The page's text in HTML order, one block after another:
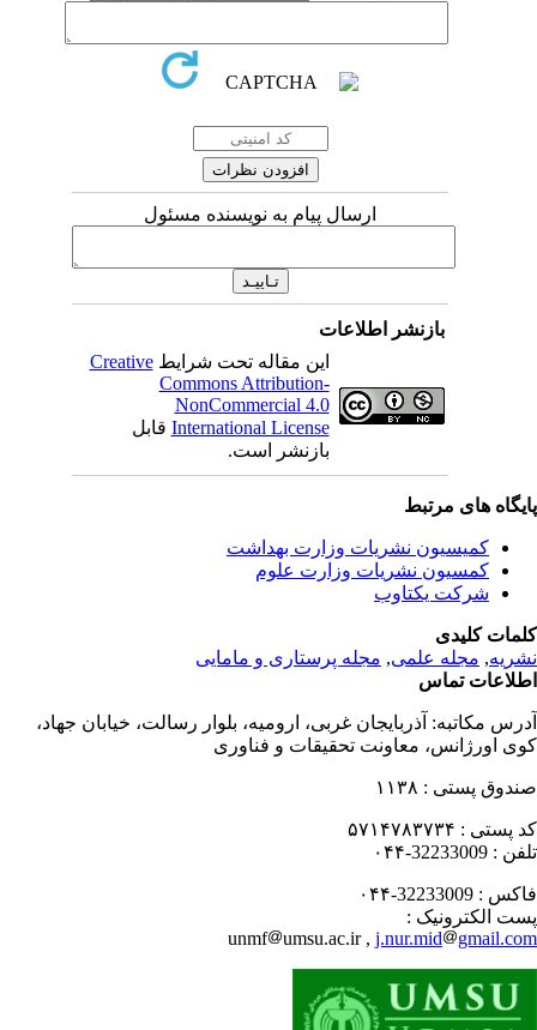
ارسال پیام به نویسنده مسئول
بازنشر اطلاعات
این مقاله تحت شرایطCreative
Commons Attribution-
NonCommercial 4.0
International Licenseقابل
بازنشر است.
های مرتبط
کمیسیون نشریات وزارت بهداشت
کمسیون نشریات وزارت علوم
شرکت یکتاوب
کلیدی
,مجله علمی, مجله پرستاری و مامایی
تماس
مکاتبه:آذربایجان غربی، ارومیه، بلوار رسالت، خیابان جهاد،
اورژانس، معاونت تحقیقات و فناوری
پستی : ۱۱۳۸
پستی : ۵۷۱۴۷۸۳۷۳۴
: 32233009-۰۴۴
: 32233009-۰۴۴
الکترونیک :
unmf
umsu.ac.ir ,j.nur.mid